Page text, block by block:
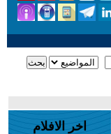
اخر الافلام